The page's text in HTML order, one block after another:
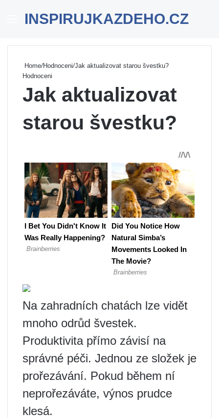
Menu
INSPIRUJKAZDEHO.CZ
Home/Hodnoceni/Jak aktualizovat starou švestku?
Hodnoceni
Jak aktualizovat
starou švestku?
Na zahradních chatách lze vidět
mnoho odrůd švestek.
Produktivita přímo závisí na
správné péči. Jednou ze složek je
prořezávání. Pokud během ní
neprořezáváte, výnos prudce
klesá.